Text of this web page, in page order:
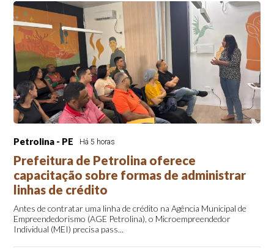
Petrolina - PE Há 5 horas
Prefeitura de Petrolina oferece
capacitação sobre formas de administrar
linhas de crédito
Antes de contratar uma linha de crédito na Agência Municipal de
Empreendedorismo (AGE Petrolina), o Microempreendedor
Individual (MEI) precisa pass...